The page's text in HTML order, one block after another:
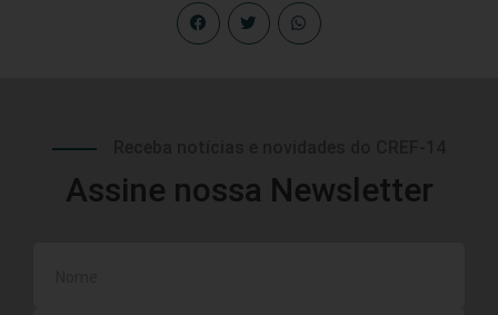
Assine nossa Newsletter